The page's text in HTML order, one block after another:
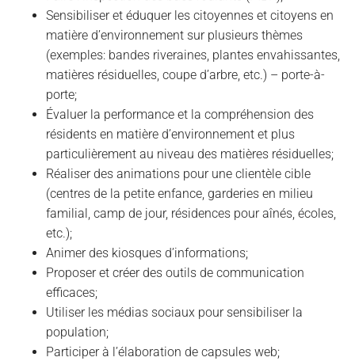
Sensibiliser et éduquer les citoyennes et citoyens en
matière d’environnement sur plusieurs thèmes
(exemples: bandes riveraines, plantes envahissantes,
matières résiduelles, coupe d’arbre, etc.) – porte-à-
porte;
Évaluer la performance et la compréhension des
résidents en matière d’environnement et plus
particulièrement au niveau des matières résiduelles;
Réaliser des animations pour une clientèle cible
(centres de la petite enfance, garderies en milieu
familial, camp de jour, résidences pour aînés, écoles,
etc.);
Animer des kiosques d’informations;
Proposer et créer des outils de communication
efficaces;
Utiliser les médias sociaux pour sensibiliser la
population;
Participer à l’élaboration de capsules web;